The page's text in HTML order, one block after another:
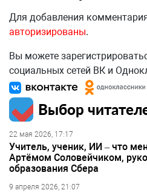
Для добавления
авторизированы.
Вы можете
социальных сетей ВК и
Выбор
22 мая 2026, 17:17
Учитель, ученик, ИИ – что
Артёмом Соловейчиком,
образования Сбера
9 апреля 2026, 21:07